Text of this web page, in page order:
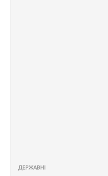
ДЕРЖАВНІ